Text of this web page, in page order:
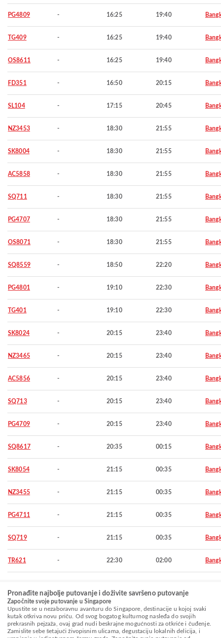
PG4809 - 16:25 19:40
TG409 - 16:25 19:40
OS8611 - 16:25 19:40
FD351 - 16:50 20:15
SL104 - 17:15 20:45
NZ3453 - 18:30 21:55
SK8004 - 18:30 21:55
AC5858 - 18:30 21:55
SQ711 - 18:30 21:55
PG4707 - 18:30 21:55
OS8071 - 18:30 21:55
SQ8559 - 18:50 22:20
PG4801 - 19:10 22:30
TG401 - 19:10 22:30
SK8024 - 20:15 23:40
NZ3465 - 20:15 23:40
AC5856 - 20:15 23:40
SQ713 - 20:15 23:40
PG4709 - 20:15 23:40
SQ8617 - 20:35 00:15
SK8054 - 21:15 00:35
NZ3455 - 21:15 00:35
PG4711 - 21:15 00:35
SQ719 - 21:15 00:35
TR621 - 22:30 02:00
Pronađite najbolje putovanje i doživite savršeno putovanje
Započnite svoje putovanje u Singapore
Upustite se u nezaboravnu avanturu do Singapore, destinacije u kojoj svaki
kutak otkriva novu priču. Od svog bogatog kulturnog nasleđa do svojih
prekrasnih pejzaža, ovaj grad nudi beskrajne mogućnosti za otkriće i čuđenje.
Zamislite sebe šetajući živopisnim ulicama, degustaciju lokalnih delicija, i